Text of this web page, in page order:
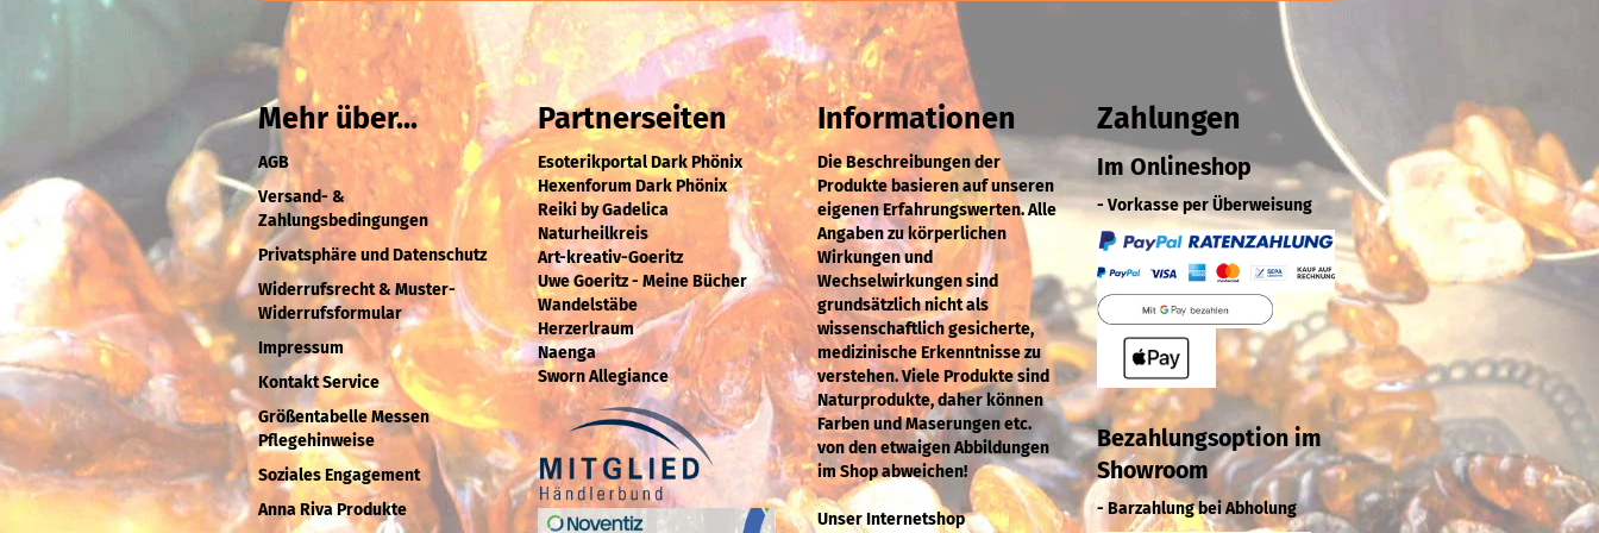
Mehr über...
AGB
Versand- &
Zahlungsbedingungen
Privatsphäre und Datenschutz
Widerrufsrecht & Muster-
Widerrufsformular
Impressum
Kontakt Service
Größentabelle Messen
Pflegehinweise
Soziales Engagement
Anna Riva Produkte
Partnerseiten
Esoterikportal Dark Phönix
Hexenforum Dark Phönix
Reiki by Gadelica
Naturheilkreis
Art-kreativ-Goeritz
Uwe Goeritz - Meine Bücher
Wandelstäbe
Herzerlraum
Naenga
Sworn Allegiance
Informationen
Die Beschreibungen der
Produkte basieren auf unseren
eigenen Erfahrungswerten. Alle
Angaben zu körperlichen
Wirkungen und
Wechselwirkungen sind
grundsätzlich nicht als
wissenschaftlich gesicherte,
medizinische Erkenntnisse zu
verstehen. Viele Produkte sind
Naturprodukte, daher können
Farben und Maserungen etc.
von den etwaigen Abbildungen
im Shop abweichen!
Unser Internetshop
Zahlungen
Im Onlineshop
- Vorkasse per Überweisung
Bezahlungsoption im
Showroom
- Barzahlung bei Abholung